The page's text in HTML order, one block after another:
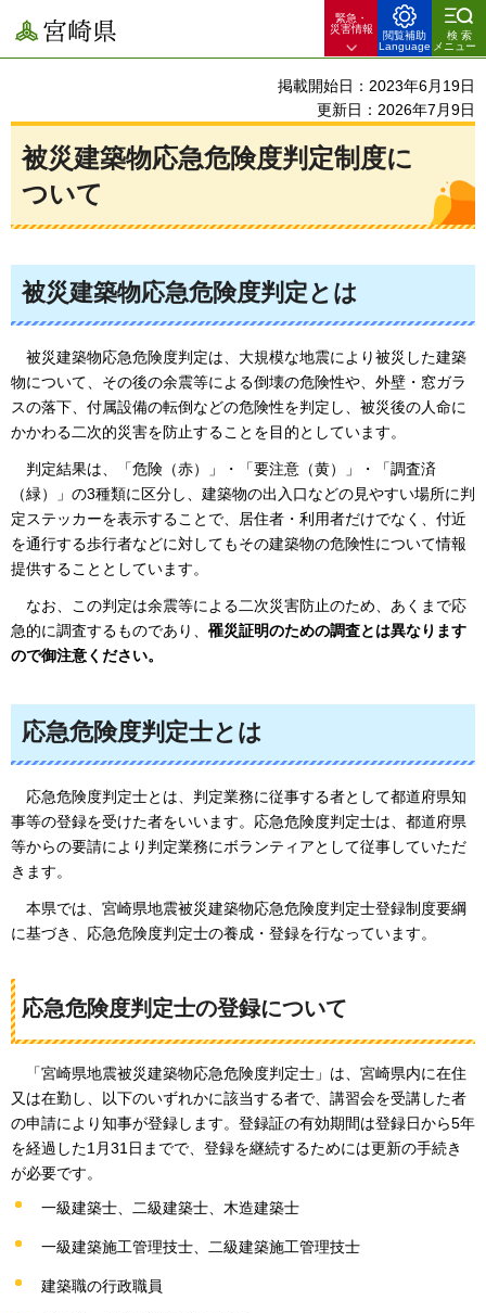
宮崎県
緊急・
災害情報
閲覧補助
Language
検索
メニュー
掲載開始日：2023年6月19日
更新日：2026年7月9日
被災建築物応急危険度判定制度に
ついて
被災建築物応急危険度判定とは
被災建築物応急危険度判定は、大規模な地震により被災した建築
物について、その後の余震等による倒壊の危険性や、外壁・窓ガラ
スの落下、付属設備の転倒などの危険性を判定し、被災後の人命に
かかわる二次的災害を防止することを目的としています。
判定結果は、「危険（赤）」・「要注意（黄）」・「調査済
（緑）」の3種類に区分し、建築物の出入口などの見やすい場所に判
定ステッカーを表示することで、居住者・利用者だけでなく、付近
を通行する歩行者などに対してもその建築物の危険性について情報
提供することとしています。
なお、この判定は余震等による二次災害防止のため、あくまで応
急的に調査するものであり、 罹災証明のための調査とは異なります
ので御注意ください。
応急危険度判定士とは
応急危険度判定士とは、判定業務に従事する者として都道府県知
事等の登録を受けた者をいいます。応急危険度判定士は、都道府県
等からの要請により判定業務にボランティアとして従事していただ
きます。
本県では、宮崎県地震被災建築物応急危険度判定士登録制度要綱
に基づき、応急危険度判定士の養成・登録を行なっています。
応急危険度判定士の登録について
「宮崎県地震被災建築物応急危険度判定士」は、宮崎県内に在住
又は在勤し、以下のいずれかに該当する者で、講習会を受講した者
の申請により知事が登録します。登録証の有効期間は登録日から5年
を経過した1月31日までで、登録を継続するためには更新の手続き
が必要です。
一級建築士、二級建築士、木造建築士
一級建築施工管理技士、二級建築施工管理技士
建築職の行政職員